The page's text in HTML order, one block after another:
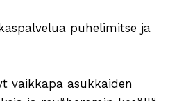
puhelimitse ja
vaikkapa asukkaiden